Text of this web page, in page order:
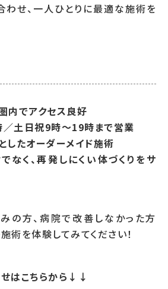
わせ、一人ひとりに最適な施術を
内でアクセス良好
土日祝9時～19時まで営業
したオーダーメイド施術
なく、再発しにくい体づくりをサ
の方、病院で改善しなかった方
術を体験してみてください！
せはこちらから↓↓